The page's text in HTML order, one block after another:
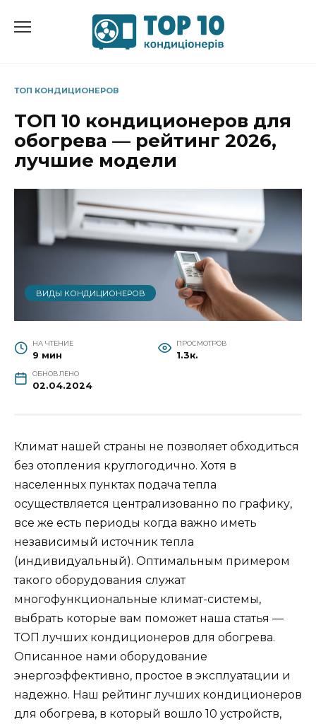
ТОП КОНДИЦИОНЕРОВ
ТОП 10 кондиционеров для
обогрева — рейтинг 2026,
лучшие модели
ВИДЫ КОНДИЦИОНЕРОВ
НА ЧТЕНИЕ
9 мин
ПРОСМОТРОВ
1.3к.
ОБНОВЛЕНО
02.04.2024
Климат нашей страны не позволяет обходиться
без отопления круглогодично. Хотя в
населенных пунктах подача тепла
осуществляется централизованно по графику,
все же есть периоды когда важно иметь
независимый источник тепла
(индивидуальный). Оптимальным примером
такого оборудования служат
многофункциональные климат-системы,
выбрать которые вам поможет наша статья —
ТОП лучших кондиционеров для обогрева.
Описанное нами оборудование
энергоэффективно, простое в эксплуатации и
надежно. Наш рейтинг лучших кондиционеров
для обогрева, в который вошло 10 устройств,